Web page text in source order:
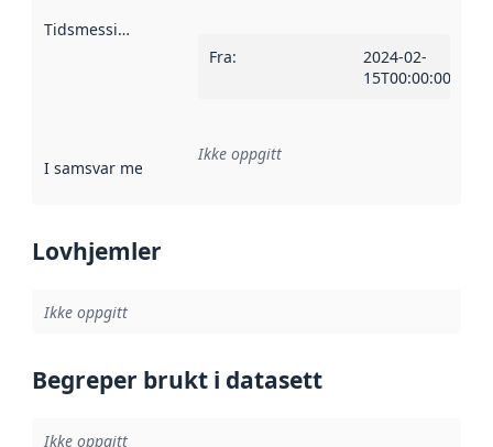
Tidsmessig avgrensning
Fra:
2024-02-
15T00:00:00Z
I samsvar med Referanse til en implementasjonsregel
Ikke oppgitt
Lovhjemler
Ikke oppgitt
Begreper brukt i datasett
Ikke oppgitt